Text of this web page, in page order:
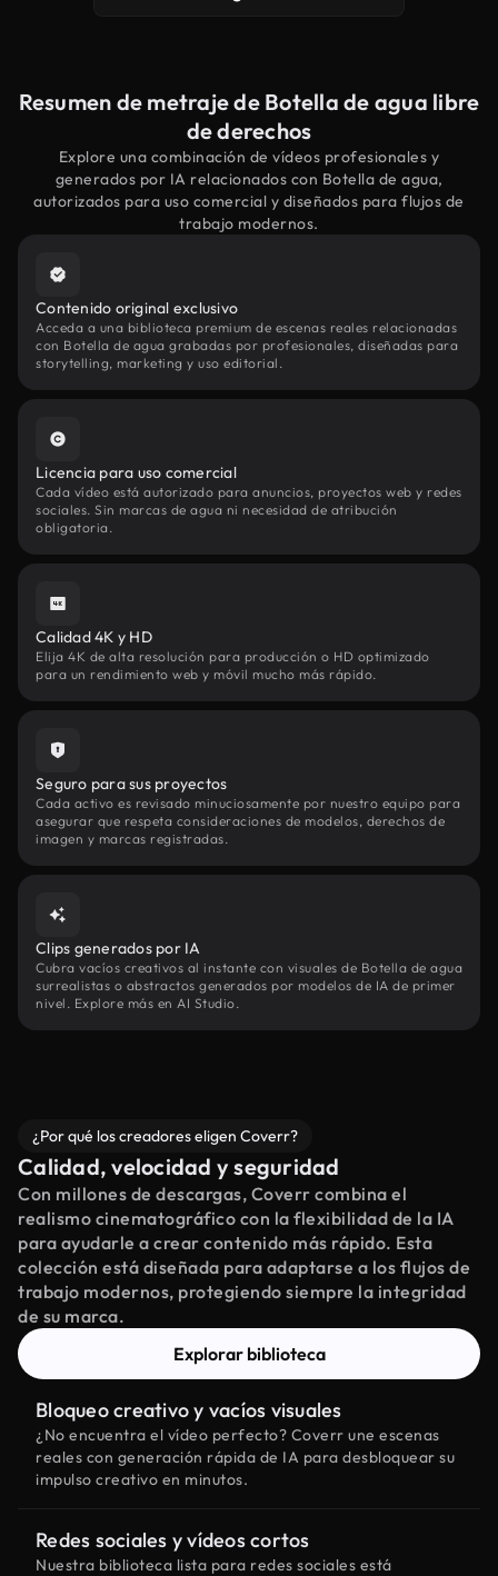
Resumen de metraje de Botella de agua libre
de derechos
Explore una combinación de vídeos profesionales y
generados por IA relacionados con Botella de agua,
autorizados para uso comercial y diseñados para flujos de
trabajo modernos.
Contenido original exclusivo
Acceda a una biblioteca premium de escenas reales relacionadas
con Botella de agua grabadas por profesionales, diseñadas para
storytelling, marketing y uso editorial.
Licencia para uso comercial
Cada vídeo está autorizado para anuncios, proyectos web y redes
sociales. Sin marcas de agua ni necesidad de atribución
obligatoria.
Calidad 4K y HD
Elija 4K de alta resolución para producción o HD optimizado
para un rendimiento web y móvil mucho más rápido.
Seguro para sus proyectos
Cada activo es revisado minuciosamente por nuestro equipo para
asegurar que respeta consideraciones de modelos, derechos de
imagen y marcas registradas.
Clips generados por IA
Cubra vacíos creativos al instante con visuales de Botella de agua
surrealistas o abstractos generados por modelos de IA de primer
nivel. Explore más en AI Studio.
¿Por qué los creadores eligen Coverr?
Calidad, velocidad y seguridad
Con millones de descargas, Coverr combina el
realismo cinematográfico con la flexibilidad de la IA
para ayudarle a crear contenido más rápido. Esta
colección está diseñada para adaptarse a los flujos de
trabajo modernos, protegiendo siempre la integridad
de su marca.
Explorar biblioteca
Bloqueo creativo y vacíos visuales
¿No encuentra el vídeo perfecto? Coverr une escenas
reales con generación rápida de IA para desbloquear su
impulso creativo en minutos.
Redes sociales y vídeos cortos
Nuestra biblioteca lista para redes sociales está